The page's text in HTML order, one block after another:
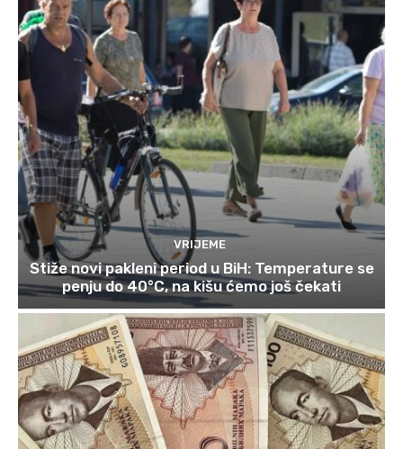
VRIJEME
Stiže novi pakleni period u BiH: Temperature se
penju do 40°C, na kišu ćemo još čekati